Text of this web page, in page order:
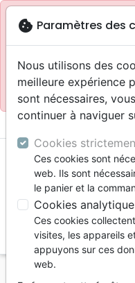
blockSite réservé aux
Accès pour les
Site pour le grand
menu
cookie Paramètres des
Nous utilisons des
meilleure expérience
sont nécessaires,
continuer à naviguer
Cookies
Ces cookies sont
web. Ils sont
le panier et la
Cookies
Ces cookies
visites, les appareils
appuyons sur ces
web.